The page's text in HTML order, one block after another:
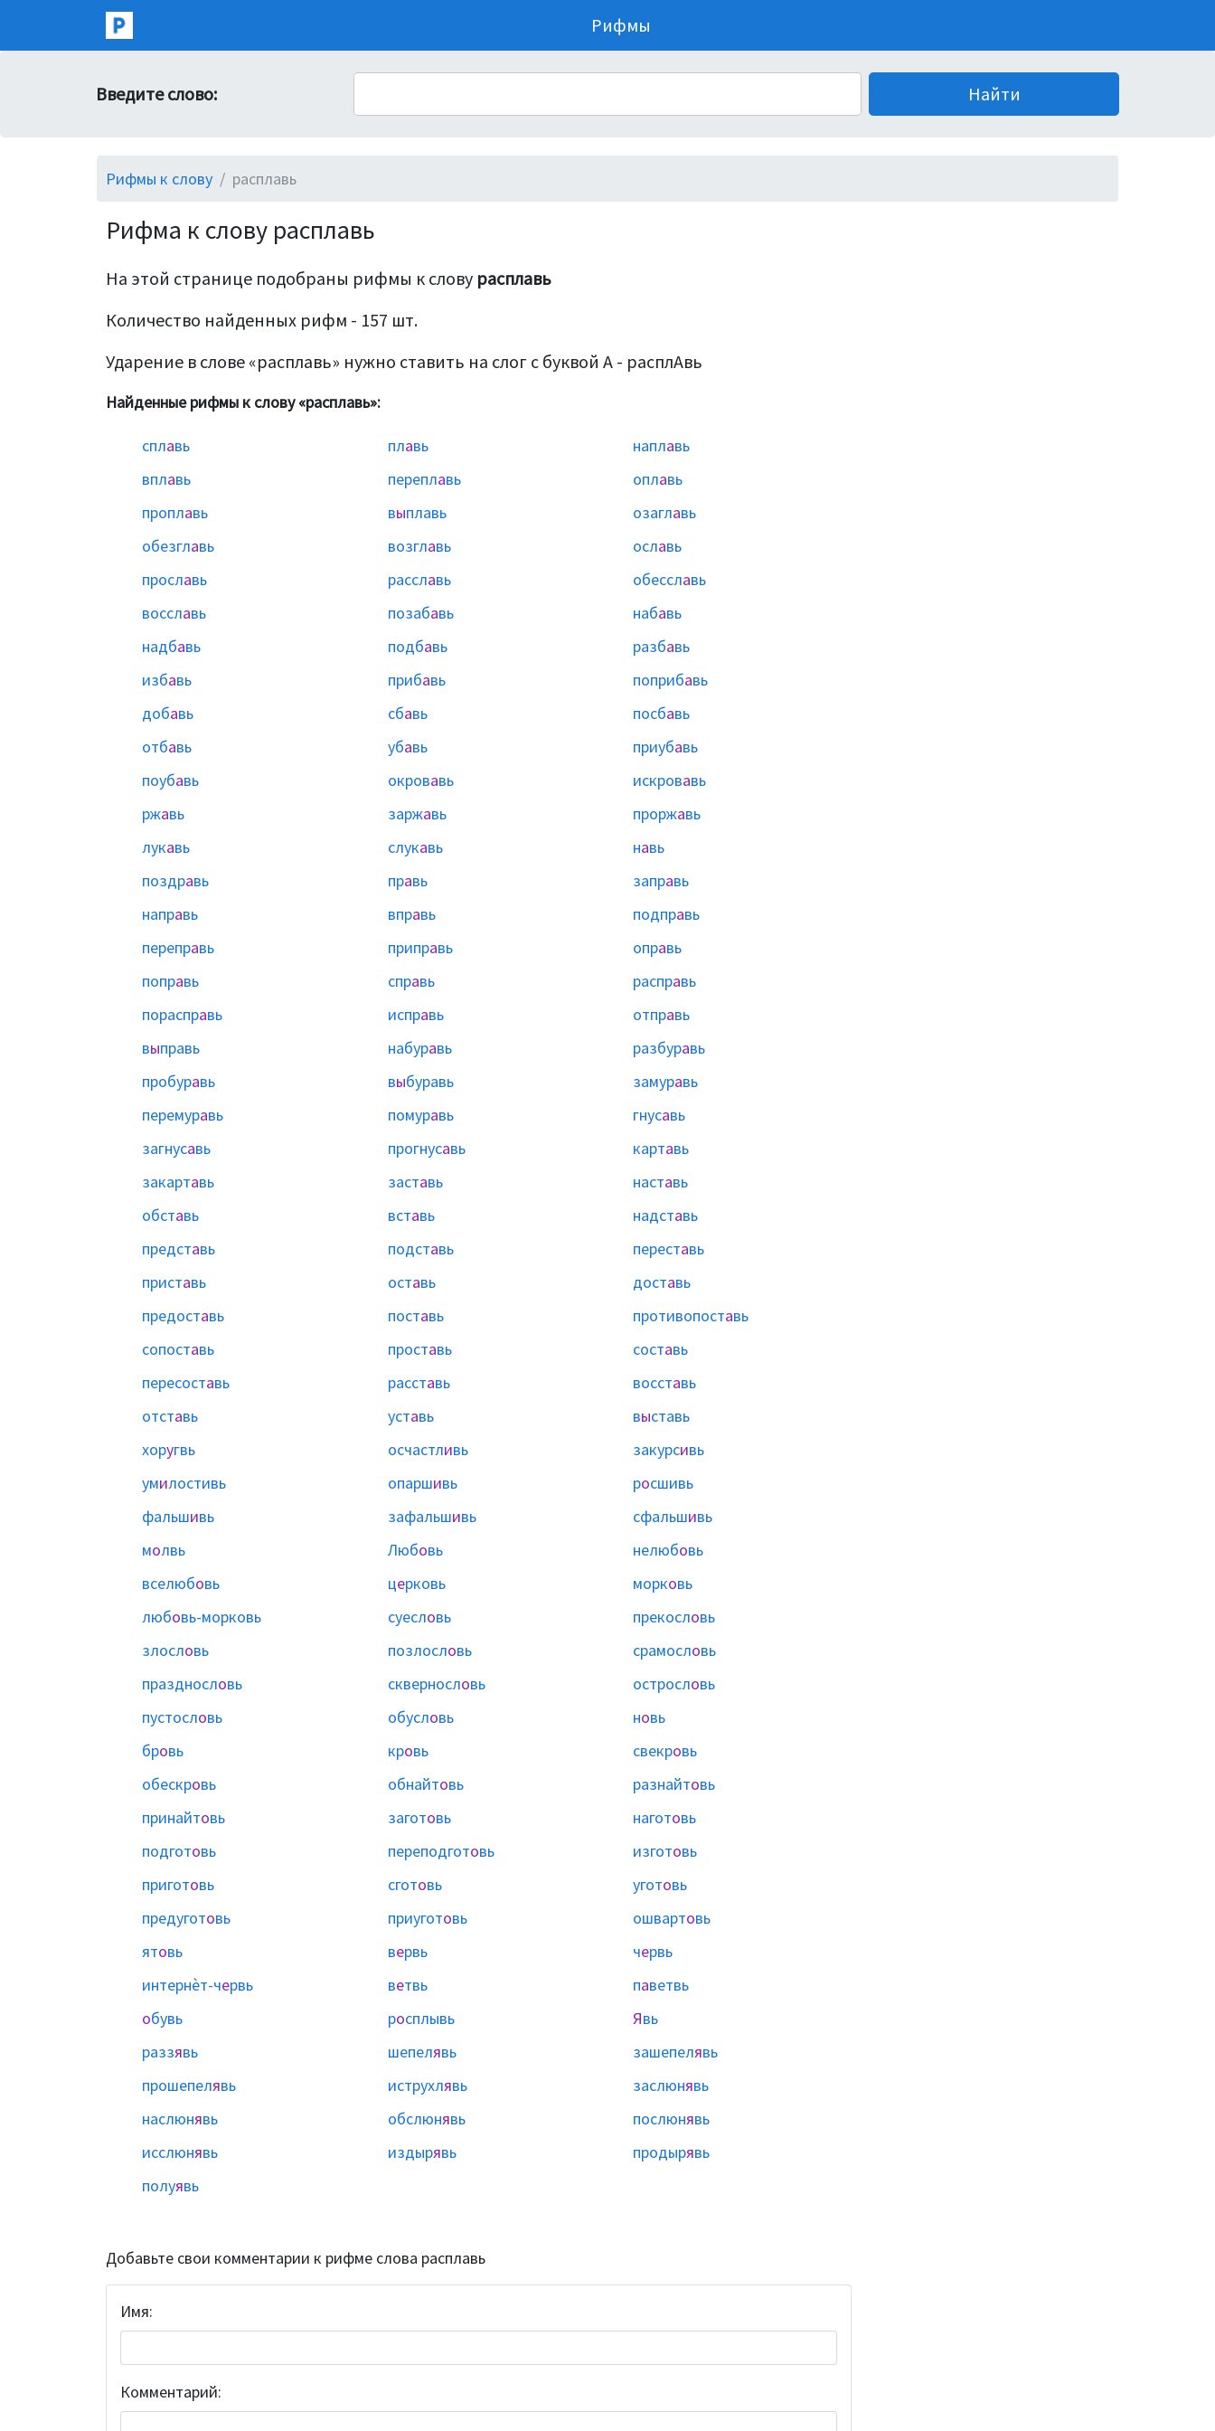
Рифмы
Введите слово:
Рифмы к слову расплавь
Рифма к слову расплавь
На этой странице подобраны рифмы к слову расплавь
Количество найденных рифм - 157 шт.
Ударение в слове «расплавь» нужно ставить на слог с буквой А - расплАвь
Найденные рифмы к слову «расплавь»:
сплавь плавь наплавь
вплавь переплавь оплавь
проплавь выплавь озаглавь
обезглавь возглавь ославь
прославь расславь обесславь
восславь позабавь набавь
надбавь подбавь разбавь
избавь прибавь поприбавь
добавь сбавь посбавь
отбавь убавь приубавь
поубавь окровавь искровавь
ржавь заржавь проржавь
лукавь слукавь навь
поздравь правь заправь
направь вправь подправь
переправь приправь оправь
поправь справь расправь
порасправь исправь отправь
выправь набуравь разбуравь
пробуравь выбуравь замуравь
перемуравь помуравь гнусавь
загнусавь прогнусавь картавь
закартавь заставь наставь
обставь вставь надставь
представь подставь переставь
приставь оставь доставь
предоставь поставь противопоставь
сопоставь проставь составь
пересоставь расставь восставь
отставь уставь выставь
хоругвь осчастливь закурсивь
умилостивь опаршивь росшивь
фальшивь зафальшивь сфальшивь
молвь Любовь нелюбовь
вселюбовь церковь морковь
любовь-морковь суесловь прекословь
злословь позлословь срамословь
празднословь сквернословь острословь
пустословь обусловь новь
бровь кровь свекровь
обескровь обнайтовь разнайтовь
принайтовь заготовь наготовь
подготовь переподготовь изготовь
приготовь сготовь уготовь
предуготовь приуготовь ошвартовь
ятовь вервь червь
интернѐт-червь ветвь паветвь
обувь росплывь Явь
раззявь шепелявь зашепелявь
прошепелявь иструхлявь заслюнявь
наслюнявь обслюнявь послюнявь
исслюнявь издырявь продырявь
полуявь
Добавьте свои комментарии к рифме слова расплавь
Имя:
Комментарий: